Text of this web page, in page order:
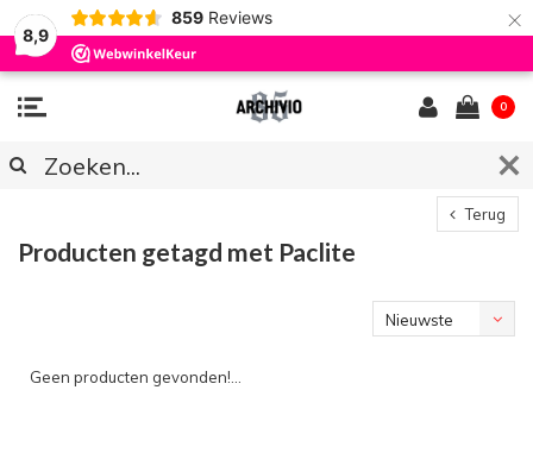
8,9
859 Reviews ×
0
Terug
Producten getagd met Paclite
Nieuwste
Geen producten gevonden!...